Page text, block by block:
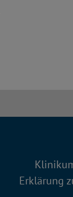
Erklärung